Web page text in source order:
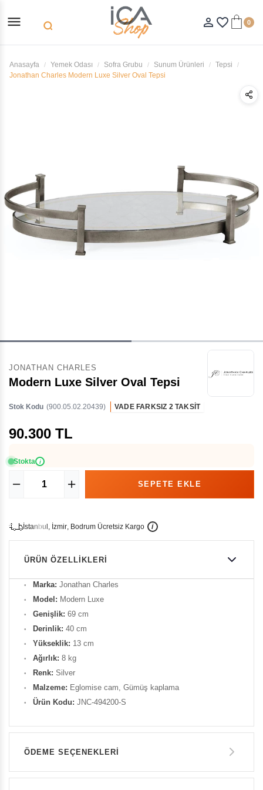
menu search person_outline favorite_border 0
Anasayfa Yemek Odası Sofra Grubu Sunum Ürünleri
Tepsi
Jonathan Charles Modern Luxe Silver Oval Tepsi
JONATHAN CHARLES
Modern Luxe Silver Oval Tepsi
Stok Kodu (900.05.02.20439) VADE FARKSIZ 2 TAKSİT
90.300 TL
Stokta i
İstanbu , İzmir, Bodrum Ücretsiz Kargo i
ÜRÜN ÖZELLIKLERI
Marka: Jonathan Charles
Model: Modern Luxe
Genişlik: 69 cm
Derinlik: 40 cm
Yükseklik: 13 cm
Ağırlık: 8 kg
Renk: Silver
Malzeme: Eglomise cam, Gümüş kaplama
Ürün Kodu: JNC-494200-S
ÖDEME SEÇENEKLERI